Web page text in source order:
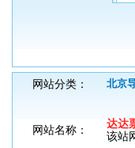
网站分类： 北京
网站名称：
达达
该站